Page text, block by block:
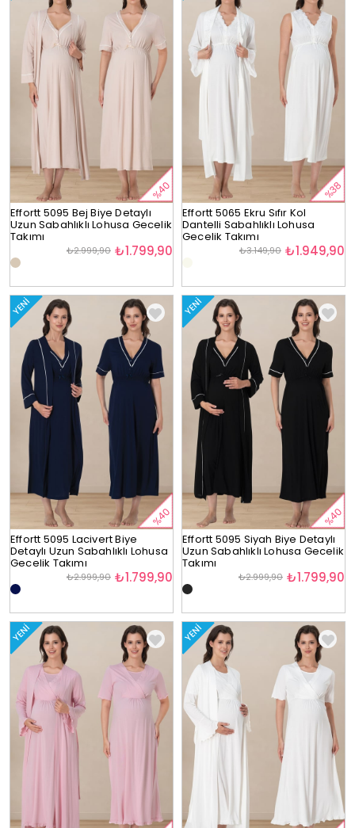
%40
Effortt 5095 Bej Biye Detaylı
Uzun Sabahlıklı Lohusa Gecelik
Takımı
₺1.799,90
₺2.999,90
%38
Effortt 5065 Ekru Sıfır Kol
Dantelli Sabahlıklı Lohusa
Gecelik Takımı
₺1.949,90
₺3.149,90
YENI
%40
Effortt 5095 Lacivert Biye
Detaylı Uzun Sabahlıklı Lohusa
Gecelik Takımı
₺1.799,90
₺2.999,90
YENI
%40
Effortt 5095 Siyah Biye Detaylı
Uzun Sabahlıklı Lohusa Gecelik
Takımı
₺1.799,90
₺2.999,90
YENI YENI